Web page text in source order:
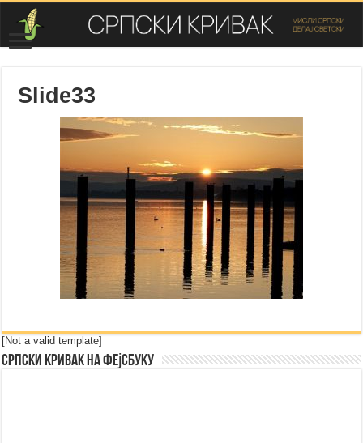
Slide33
[Not a valid template]
Српски Кривак на Фејсбуку